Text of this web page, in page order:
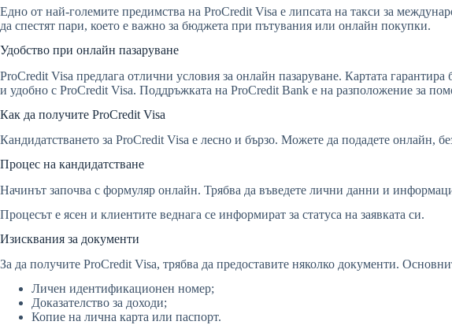
Едно от най-големите предимства на ProCredit Visa е липсата на такси за
да спестят пари, което е важно за бюджета при пътувания или онлайн покупки.
Удобство при онлайн пазаруване
ProCredit Visa предлага отлични условия за онлайн пазаруване. Картата
и удобно с ProCredit Visa. Поддръжката на ProCredit Bank е на разположение за
Как да получите ProCredit Visa
Кандидатстването за ProCredit Visa е лесно и бързо. Можете да подадете онлайн,
Процес на кандидатстване
Начинът започва с формуляр онлайн. Трябва да въведете лични данни и
Процесът е ясен и клиентите веднага се информират за статуса на заявката си.
Изисквания за документи
За да получите ProCredit Visa, трябва да предоставите няколко документи.
Личен идентификационен номер;
Доказателство за доходи;
Копие на лична карта или паспорт.